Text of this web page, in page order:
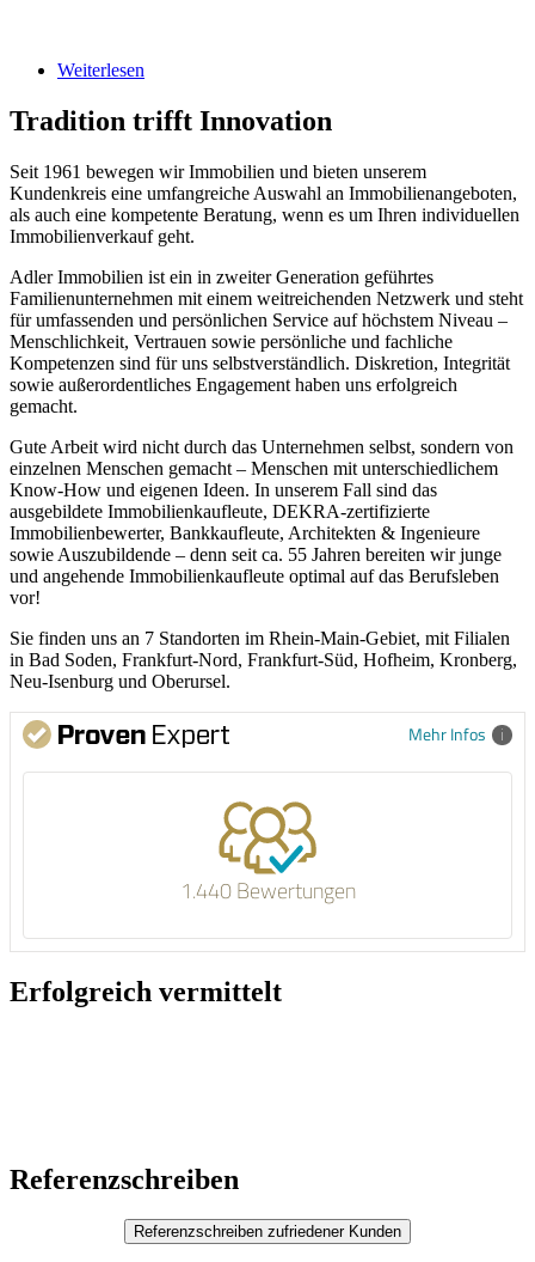
Weiterlesen
Tradition trifft Innovation
Seit 1961 bewegen wir Immobilien und bieten unserem
Kundenkreis eine umfangreiche Auswahl an Immobilienangeboten,
als auch eine kompetente Beratung, wenn es um Ihren individuellen
Immobilienverkauf geht.
Adler Immobilien ist ein in zweiter Generation geführtes
Familienunternehmen mit einem weitreichenden Netzwerk und steht
für umfassenden und persönlichen Service auf höchstem Niveau –
Menschlichkeit, Vertrauen sowie persönliche und fachliche
Kompetenzen sind für uns selbstverständlich. Diskretion, Integrität
sowie außerordentliches Engagement haben uns erfolgreich
gemacht.
Gute Arbeit wird nicht durch das Unternehmen selbst, sondern von
einzelnen Menschen gemacht – Menschen mit unterschiedlichem
Know-How und eigenen Ideen. In unserem Fall sind das
ausgebildete Immobilienkaufleute, DEKRA-zertifizierte
Immobilienbewerter, Bankkaufleute, Architekten & Ingenieure
sowie Auszubildende – denn seit ca. 55 Jahren bereiten wir junge
und angehende Immobilienkaufleute optimal auf das Berufsleben
vor!
Sie finden uns an 7 Standorten im Rhein-Main-Gebiet, mit Filialen
in Bad Soden, Frankfurt-Nord, Frankfurt-Süd, Hofheim, Kronberg,
Neu-Isenburg und Oberursel.
Mehr Infos
1.440 Bewertungen
Erfolgreich vermittelt
Referenzschreiben